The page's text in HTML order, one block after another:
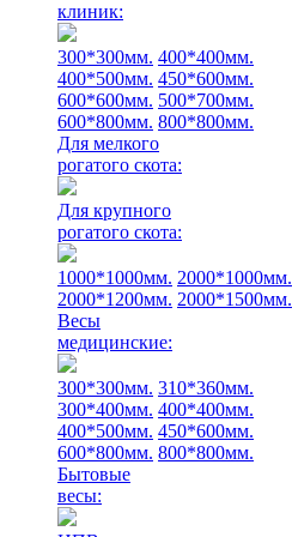
клиник:
300*300мм. 400*400мм.
400*500мм. 450*600мм.
600*600мм. 500*700мм.
600*800мм. 800*800мм.
Для мелкого
рогатого скота:
Для крупного
рогатого скота:
1000*1000мм. 2000*1000мм.
2000*1200мм. 2000*1500мм.
Весы
медицинские:
300*300мм. 310*360мм.
300*400мм. 400*400мм.
400*500мм. 450*600мм.
600*800мм. 800*800мм.
Бытовые
весы: